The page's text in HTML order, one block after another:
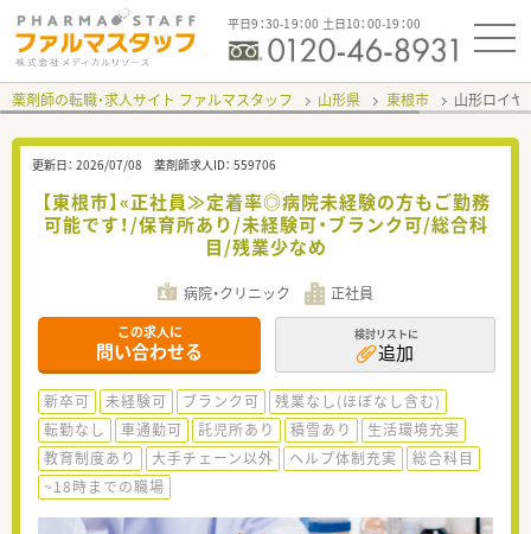
平日9：30-19：00 土日10：00-19：00
薬剤師の転職・求人サイト ファルマスタッフ 山形県 東根市 山形ロイヤ
更新日： 2026/07/08 薬剤師求人ID： 559706
【東根市】«正社員≫定着率◎病院未経験の方もご勤務
可能です！/保育所あり/未経験可・ブランク可/総合科
目/残業少なめ
病院・クリニック 正社員
この求人に
問い合わせる
検討リストに
追加
新卒可 未経験可 ブランク可
残業なし(ほぼなし含む)
転勤なし
車通勤可 託児所あり 積雪あり
生活環境充実
教育制度あり
大手チェーン以外 ヘルプ体制充実
総合科目
~18時までの職場